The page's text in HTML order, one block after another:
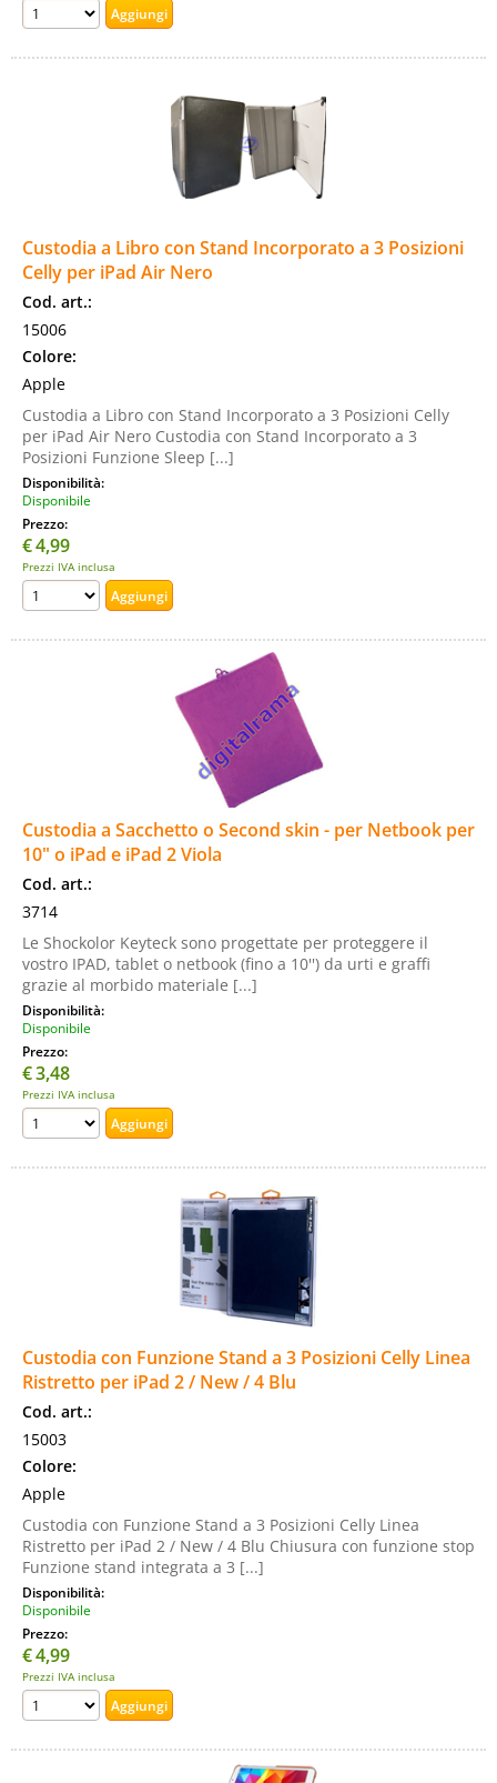
Custodia a Libro con Stand Incorporato a 3 Posizioni
Celly per iPad Air Nero
Cod. art.:
15006
Colore:
Apple
Custodia a Libro con Stand Incorporato a 3 Posizioni Celly
per iPad Air Nero Custodia con Stand Incorporato a 3
Posizioni Funzione Sleep [...]
Disponibilità:
Disponibile
Prezzo:
€4,99
Prezzi IVA inclusa
Custodia a Sacchetto o Second skin - per Netbook per
10" o iPad e iPad 2 Viola
Cod. art.:
3714
Le Shockolor Keyteck sono progettate per proteggere il
vostro IPAD, tablet o netbook (fino a 10'') da urti e graffi
grazie al morbido materiale [...]
Disponibilità:
Disponibile
Prezzo:
€3,48
Prezzi IVA inclusa
Custodia con Funzione Stand a 3 Posizioni Celly Linea
Ristretto per iPad 2 / New / 4 Blu
Cod. art.:
15003
Colore:
Apple
Custodia con Funzione Stand a 3 Posizioni Celly Linea
Ristretto per iPad 2 / New / 4 Blu Chiusura con funzione stop
Funzione stand integrata a 3 [...]
Disponibilità:
Disponibile
Prezzo:
€4,99
Prezzi IVA inclusa